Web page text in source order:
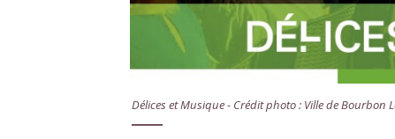
Délices et Musique - Crédit photo : Ville de Bourbon